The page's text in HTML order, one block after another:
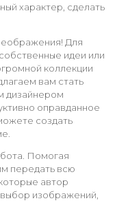
характер, сделать
Для
идеи или
коллекции
вам стать
дизайнером
оправданное
создать
Помогая
передать всю
автор
изображений,